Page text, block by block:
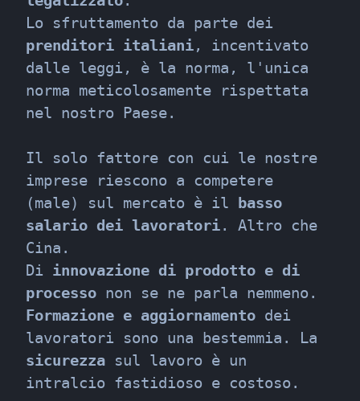
prenditori italiani, incentivato
dalle leggi, è la norma, l'unica
norma meticolosamente rispettata
nel nostro Paese.
Il solo fattore con cui le nostre
imprese riescono a competere
(male) sul mercato è il basso
salario dei lavoratori. Altro che
Cina.
Di innovazione di prodotto e di
processo
Formazione e aggiornamento dei
sicurezza sul lavoro è un
intralcio fastidioso e costoso.